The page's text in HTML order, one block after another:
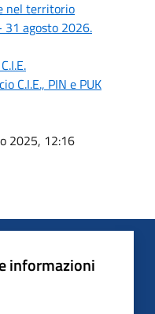
nel territorio
31 agosto 2026.
C.I.E., PIN e PUK
2025, 12:16
informazioni